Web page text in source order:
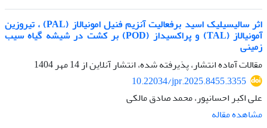
اثر سالیسیلیک اسید برفعالیت آنزیم فنیل امونیالاز (PAL) ، تیروزین
آمونیالاز (TAL) و پراکسیداز (POD) بر کشت در شیشه گیاه سیب
زمینی
مقالات آماده انتشار، پذیرفته شده، انتشار آنلاین از14 مهر 1404
10.22034/jpr.2025.8455.3355
علی اکبر احسانپور، محمد صادق مالکی
مشاهده مقاله